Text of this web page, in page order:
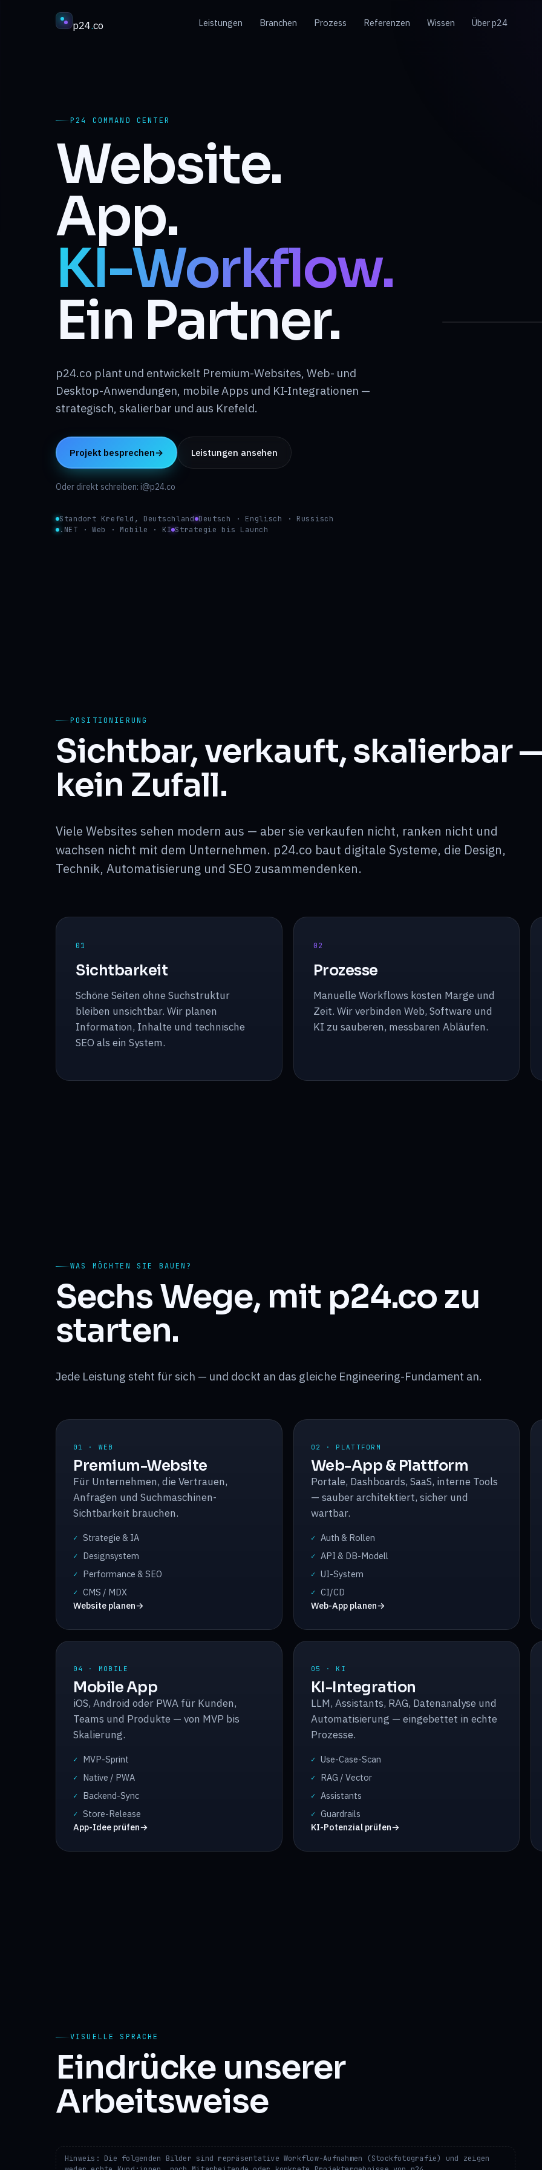
p24.co Leistungen Branchen Prozess Referenzen Wissen Über p24
P24 COMMAND CENTER
Website.
App.
KI-Workflow.
Ein Partner.
p24.co plant und entwickelt Premium-Websites, Web- und
Desktop-Anwendungen, mobile Apps und KI-Integrationen —
strategisch, skalierbar und aus Krefeld.
Projekt besprechen→ Leistungen ansehen
Oder direkt schreiben: i@p24.co
Standort Krefeld, Deutschland Deutsch · Englisch · Russisch
.NET · Web · Mobile · KI Strategie bis Launch
POSITIONIERUNG
Sichtbar, verkauft, skalierbar
kein Zufall.
Viele Websites sehen modern aus — aber sie verkaufen nicht, ranken nicht und
wachsen nicht mit dem Unternehmen. p24.co baut digitale Systeme, die Design,
Technik, Automatisierung und SEO zusammendenken.
01
Sichtbarkeit
Schöne Seiten ohne Suchstruktur
bleiben unsichtbar. Wir planen
Information, Inhalte und technische
SEO als ein System.
02
Prozesse
Manuelle Workflows kosten Marge und
Zeit. Wir verbinden Web, Software und
KI zu sauberen, messbaren Abläufen.
WAS MÖCHTEN SIE BAUEN?
Sechs Wege, mit p24.co zu
starten.
Jede Leistung steht für sich — und dockt an das gleiche Engineering-Fundament an.
01 · WEB
Premium-Website
Für Unternehmen, die Vertrauen,
Anfragen und Suchmaschinen-
Sichtbarkeit brauchen.
✓ Strategie & IA
✓ Designsystem
✓ Performance & SEO
✓
CMS / MDX
Website planen→
02 · PLATTFORM
Web-App & Plattform
Portale, Dashboards, SaaS, interne Tools
— sauber architektiert, sicher und
wartbar.
✓ Auth & Rollen
✓ API & DB-Modell
✓ UI-System
✓
CI/CD
Web-App planen→
04 · MOBILE
Mobile App
iOS, Android oder PWA für Kunden,
Teams und Produkte — von MVP bis
Skalierung.
✓ MVP-Sprint
✓ Native / PWA
✓ Backend-Sync
✓
Store-Release
App-Idee prüfen→
05 · KI
KI-Integration
LLM, Assistants, RAG, Datenanalyse und
Automatisierung — eingebettet in echte
Prozesse.
✓ Use-Case-Scan
✓ RAG / Vector
✓ Assistants
✓
Guardrails
KI-Potenzial prüfen→
VISUELLE SPRACHE
Eindrücke unserer
Arbeitsweise
Hinweis: Die folgenden Bilder sind repräsentative Workflow-Aufnahmen (Stockfotografie) und zeigen